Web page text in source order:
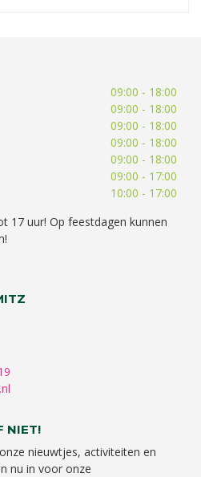
09:00 - 18:00
09:00 - 18:00
09:00 - 18:00
09:00 - 18:00
09:00 - 18:00
09:00 - 17:00
10:00 - 17:00
17 uur! Op feestdagen kunnen
NIET!
nieuwtjes, activiteiten en
nu in voor onze